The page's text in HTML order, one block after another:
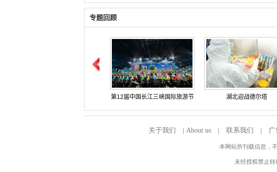
专题回顾
第12届中国长江三峡国际旅游节 湖北迎战德尔塔